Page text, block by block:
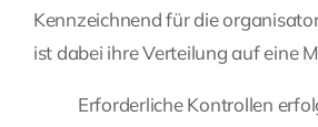
Kennzeichnend für die
ist dabei ihre Verteilung auf eine
Erforderliche Kontrollen